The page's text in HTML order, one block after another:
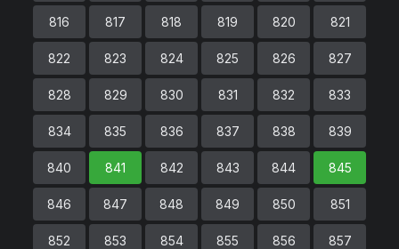
816 817 818 819 820 821
822 823 824 825 826 827
828 829 830 831 832 833
834 835 836 837 838 839
840 841 842 843 844 845
846 847 848 849 850 851
852 853 854 855 856 857